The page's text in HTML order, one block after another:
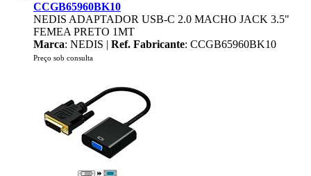
CCGB65960BK10
NEDIS ADAPTADOR USB-C 2.0 MACHO JACK 3.5"
FEMEA PRETO 1MT
Marca: NEDIS | Ref. Fabricante: CCGB65960BK10
Preço sob consulta